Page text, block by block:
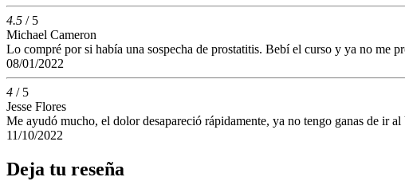
4.5 / 5
Michael Cameron
Lo compré por si había una sospecha de prostatitis. Bebí el curso y ya no me
08/01/2022
4 / 5
Jesse Flores
Me ayudó mucho, el dolor desapareció rápidamente, ya no tengo ganas de ir
11/10/2022
Deja tu reseña